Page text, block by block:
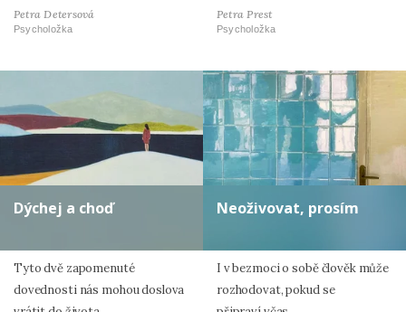
Petra Detersová
Psycholožka
Petra Prest
Psycholožka
Dýchej a choď
Tyto dvě zapomenuté
dovednosti nás mohou doslova
Neoživovat, prosím
I v bezmoci o sobě člověk může
rozhodovat, pokud se